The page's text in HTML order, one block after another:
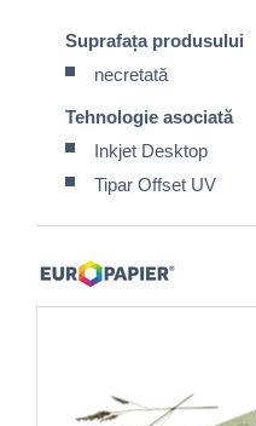
Suprafața produsului
necretată
Tehnologie asociată
Inkjet Desktop
Tipar Offset UV